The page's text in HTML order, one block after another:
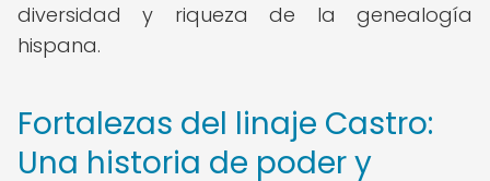
diversidad y riqueza de la genealogía
hispana.
Fortalezas del linaje Castro:
Una historia de poder y